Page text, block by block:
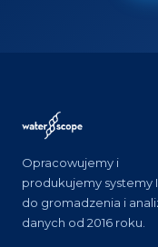
Opracowujemy i
produkujemy systemy
do gromadzenia i
danych od 2016 roku.